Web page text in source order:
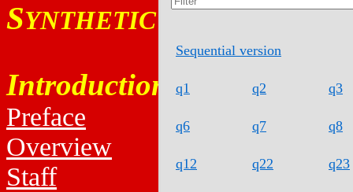
SYNTHETIC
Introduction
Preface
Overview
Staff
Sequential version
q1 q2 q3
q6 q7 q8
q12 q22 q23